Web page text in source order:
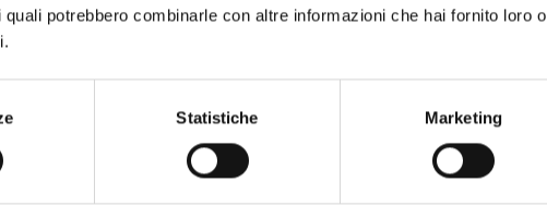
potrebbero combinarle con altre informazioni che hai fornito loro o
Statistiche Marketing